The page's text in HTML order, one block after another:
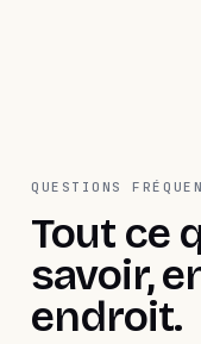
QUESTIONS
Tout ce
savoir,
endroit.